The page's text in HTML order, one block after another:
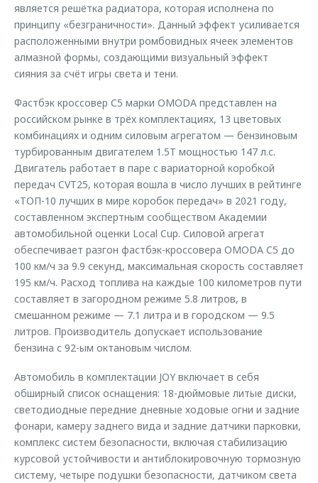
является решётка радиатора, которая исполнена по
принципу «безграничности». Данный эффект усиливается
расположенными внутри ромбовидных ячеек элементов
алмазной формы, создающими визуальный эффект
сияния за счёт игры света и тени.
Фастбэк кроссовер С5 марки OMODA представлен на
российском рынке в трёх комплектациях, 13 цветовых
комбинациях и одним силовым агрегатом — бензиновым
турбированным двигателем 1.5T мощностью 147 л.с.
Двигатель работает в паре с вариаторной коробкой
передач CVT25, которая вошла в число лучших в рейтинге
«ТОП-10 лучших в мире коробок передач» в 2021 году,
составленном экспертным сообществом Академии
автомобильной оценки Local Cup. Силовой агрегат
обеспечивает разгон фастбэк-кроссовера OMODA C5 до
100 км/ч за 9.9 секунд, максимальная скорость составляет
195 км/ч. Расход топлива на каждые 100 километров пути
составляет в загородном режиме 5.8 литров, в
смешанном режиме — 7.1 литра и в городском — 9.5
литров. Производитель допускает использование
бензина с 92-ым октановым числом.
Автомобиль в комплектации JOY включает в себя
обширный список оснащения: 18-дюймовые литые диски,
светодиодные передние дневные ходовые огни и задние
фонари, камеру заднего вида и задние датчики парковки,
комплекс систем безопасности, включая стабилизацию
курсовой устойчивости и антиблокировочную тормозную
систему, четыре подушки безопасности, датчиком света